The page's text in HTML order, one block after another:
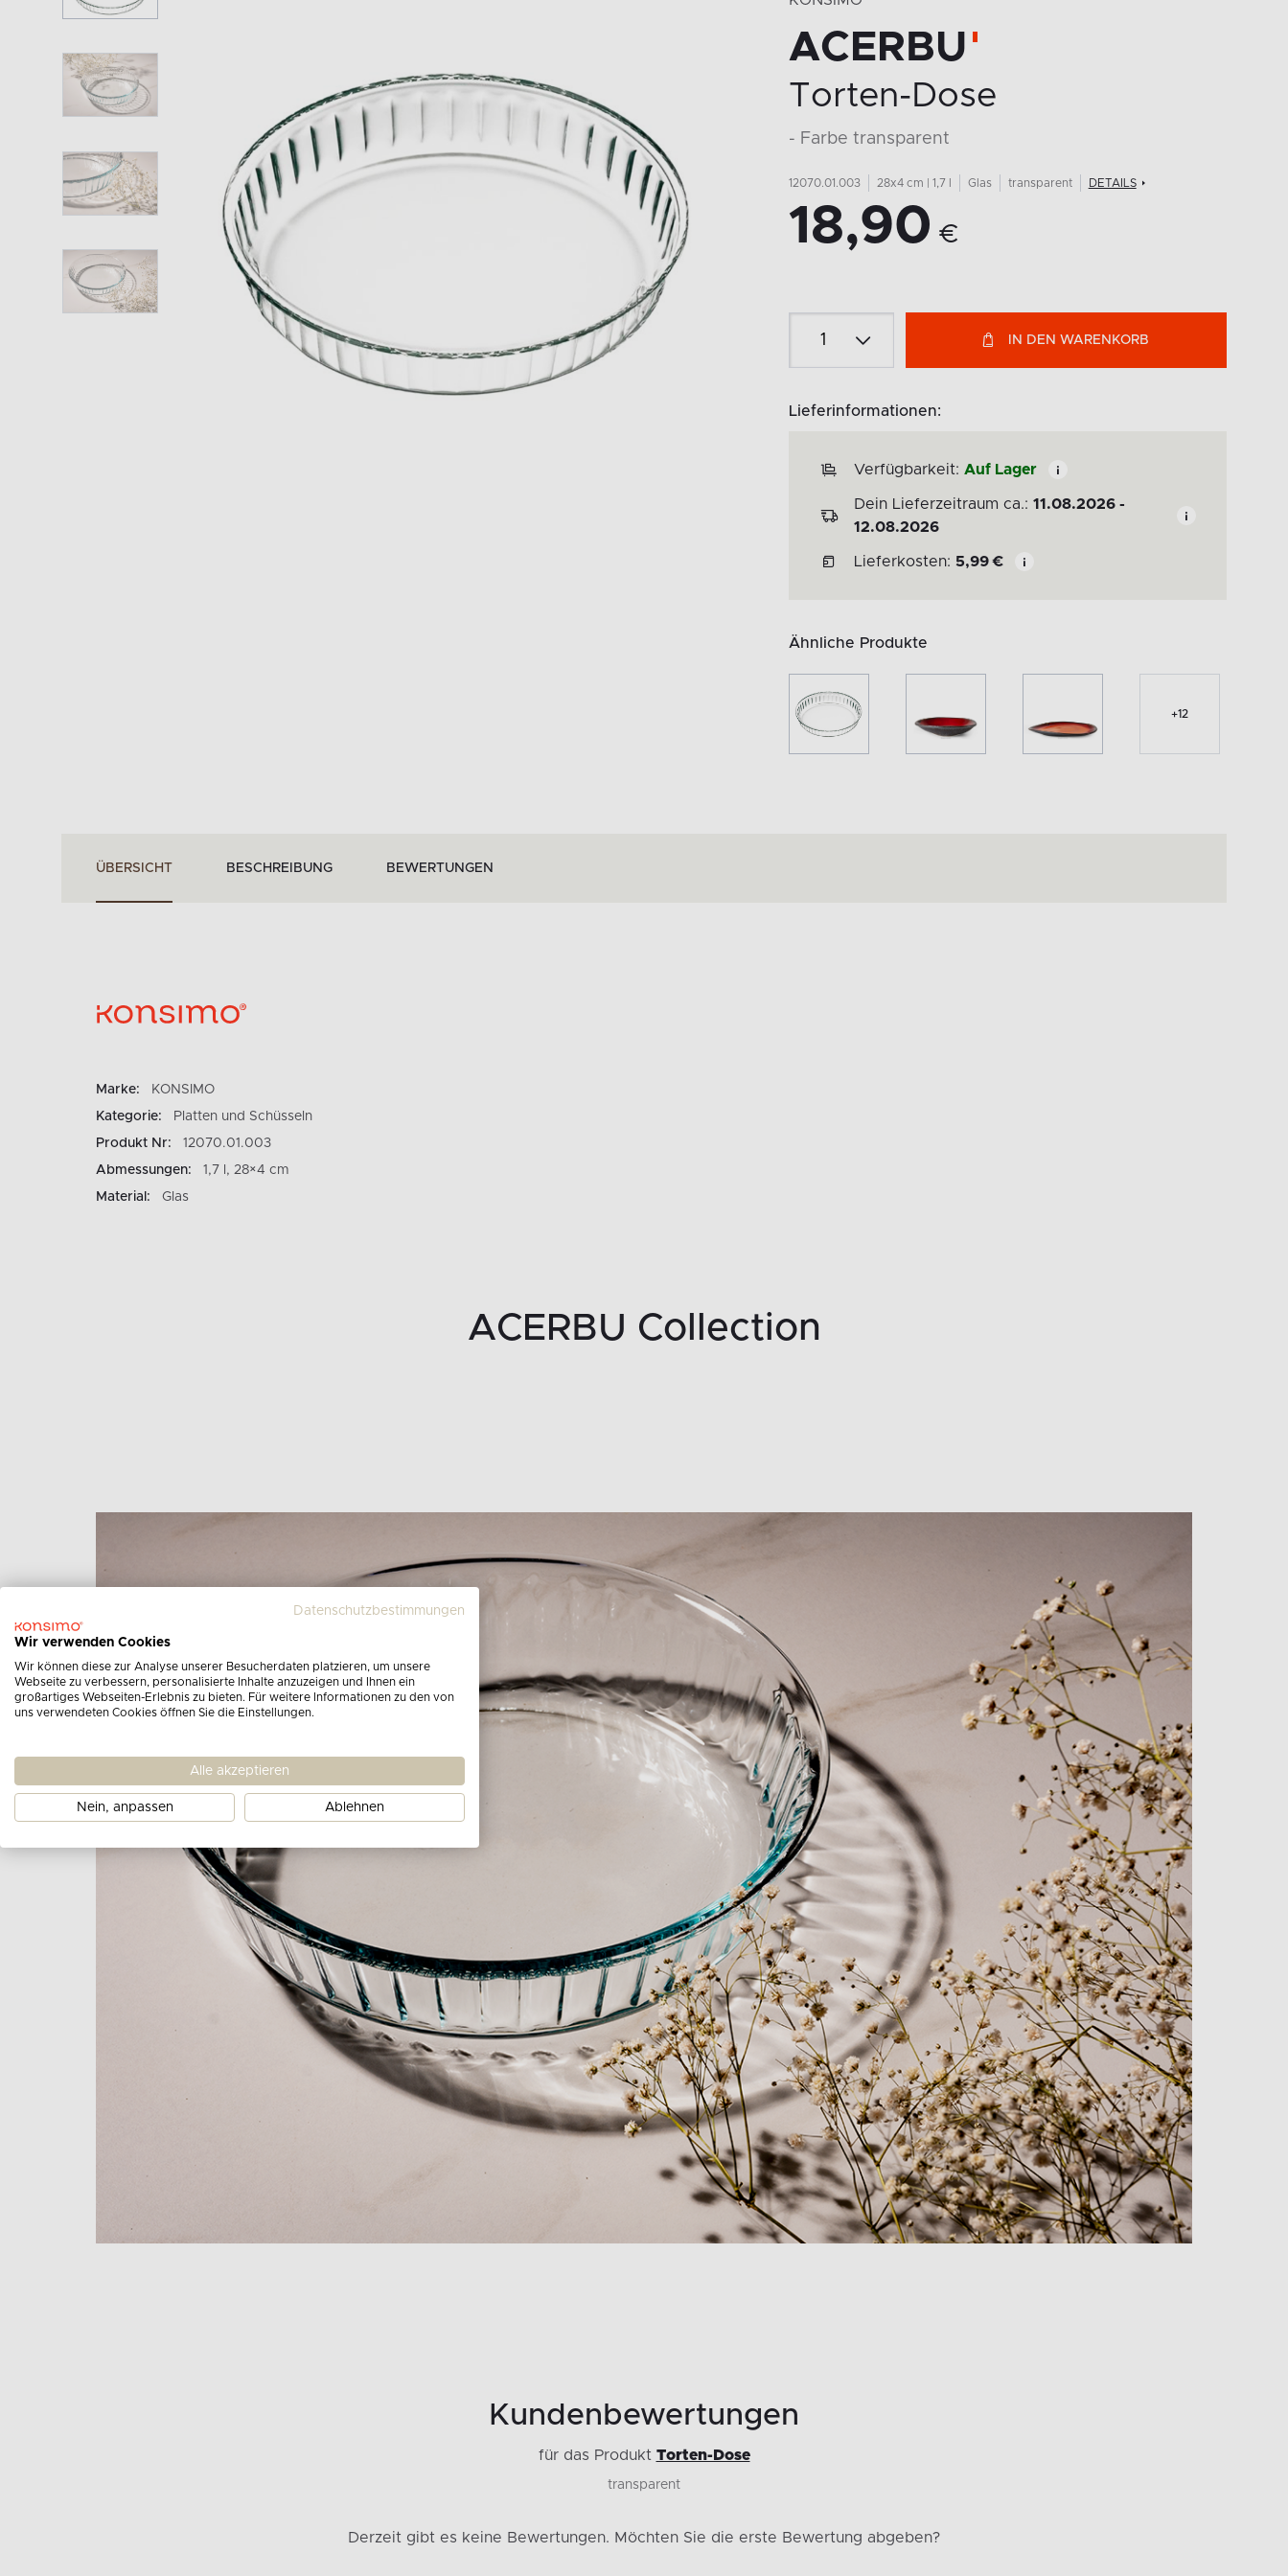
ACERBU
Torten-Dose
- Farbe transparent
12070.01.003 28x4 cm | 1,7 l Glas transparent DETAILS
18,90 €
IN DEN WARENKORB
Lieferinformationen:
Verfügbarkeit: Auf Lager
Dein Lieferzeitraum ca.: 11.08.2026 -
12.08.2026
Lieferkosten: 5,99 €
Ähnliche Produkte
+12
ÜBERSICHT BESCHREIBUNG BEWERTUNGEN
Marke:
KONSIMO
Kategorie:
Platten und Schüsseln
Produkt Nr:
12070.01.003
Abmessungen:
1,7 l, 28×4 cm
Material:
Glas
ACERBU Collection
Kundenbewertungen
für das Produkt Torten-Dose
transparent
Derzeit gibt es keine Bewertungen. Möchten Sie die erste Bewertung abgeben?
Datenschutzbestimmungen
Wir verwenden Cookies
Wir können diese zur Analyse unserer Besucherdaten platzieren, um unsere
Webseite zu verbessern, personalisierte Inhalte anzuzeigen und Ihnen ein
großartiges Webseiten-Erlebnis zu bieten. Für weitere Informationen zu den von
uns verwendeten Cookies öffnen Sie die Einstellungen.
Alle akzeptieren
Nein, anpassen Ablehnen